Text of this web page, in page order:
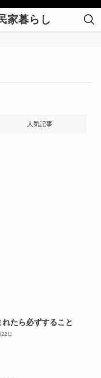
家暮らし
人気記事
れたら必ずすること
日